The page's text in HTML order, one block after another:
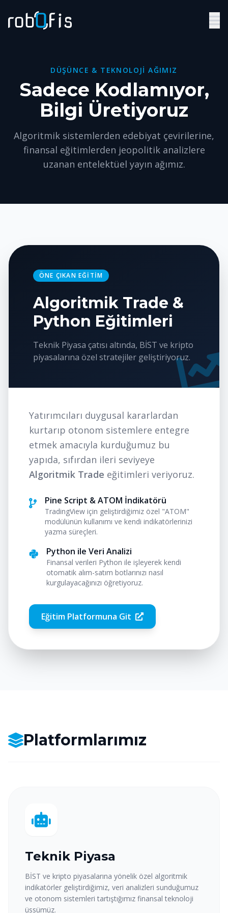
DÜŞÜNCE & TEKNOLOJI AĞIMIZ
Sadece Kodlamıyor,
Bilgi Üretiyoruz
Algoritmik sistemlerden edebiyat çevirilerine,
finansal eğitimlerden jeopolitik analizlere
uzanan entelektüel yayın ağımız.
ÖNE ÇIKAN EĞITIM
Algoritmik Trade &
Python Eğitimleri
Teknik Piyasa çatısı altında, BİST ve kripto
piyasalarına özel stratejiler geliştiriyoruz.
Yatırımcıları duygusal kararlardan
kurtarıp otonom sistemlere entegre
etmek amacıyla kurduğumuz bu
yapıda, sıfırdan ileri seviyeye
Algoritmik Trade eğitimleri veriyoruz.
Pine Script & ATOM İndikatörü
TradingView için geliştirdiğimiz özel "ATOM"
modülünün kullanımı ve kendi indikatörlerinizi
yazma süreçleri.
Python ile Veri Analizi
Finansal verileri Python ile işleyerek kendi
otomatik alım-satım botlarınızı nasıl
kurgulayacağınızı öğretiyoruz.
Eğitim Platformuna Git
Platformlarımız
Teknik Piyasa
BİST ve kripto piyasalarına yönelik özel algoritmik
indikatörler geliştirdiğimiz, veri analizleri sunduğumuz
ve otonom sistemleri tartıştığımız finansal teknoloji
üssümüz.